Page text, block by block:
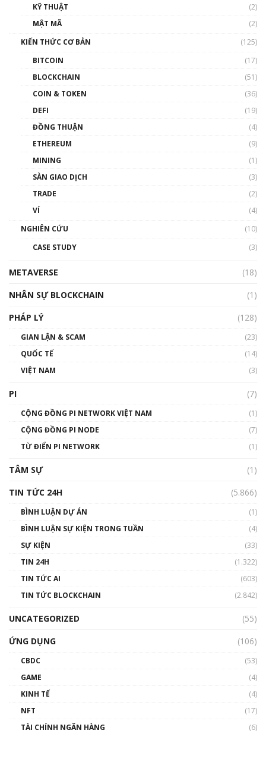
00:43:47
như thể nào?
00:39:31
Phổ cập Blockchain
thống & Crypto qua các cuộc chiến | Phổ cập
01:32:59
gió ấm
Talkshow 14: MemeCoin – Trò đùa tỷ đô
01:29:26
KỸ THUẬT
(2)
MẬT MÃ
(2)
KIẾN THỨC CƠ BẢN
(125)
BITCOIN
(17)
BLOCKCHAIN
(51)
COIN & TOKEN
(36)
DEFI
(19)
ĐỒNG THUẬN
(4)
ETHEREUM
(9)
MINING
(1)
SÀN GIAO DỊCH
(3)
TRADE
(2)
VÍ
(4)
NGHIÊN CỨU
(10)
CASE STUDY
(3)
METAVERSE
(18)
NHÂN SỰ BLOCKCHAIN
(1)
PHÁP LÝ
(128)
GIAN LẬN & SCAM
(23)
QUỐC TẾ
(14)
VIỆT NAM
(3)
PI (7)
CỘNG ĐỒNG PI NETWORK VIỆT NAM
(1)
CỘNG ĐỒNG PI NODE
(7)
TỪ ĐIỂN PI NETWORK
(1)
TÂM SỰ
(1)
TIN TỨC 24H
(5.866)
BÌNH LUẬN DỰ ÁN
(1)
BÌNH LUẬN SỰ KIỆN TRONG TUẦN
(4)
SỰ KIỆN
(33)
TIN 24H
(1.322)
TIN TỨC AI
(603)
TIN TỨC BLOCKCHAIN
(2.842)
UNCATEGORIZED
(55)
ỨNG DỤNG
(106)
CBDC
(53)
GAME
(4)
KINH TẾ
(4)
NFT
(17)
TÀI CHÍNH NGÂN HÀNG
(6)